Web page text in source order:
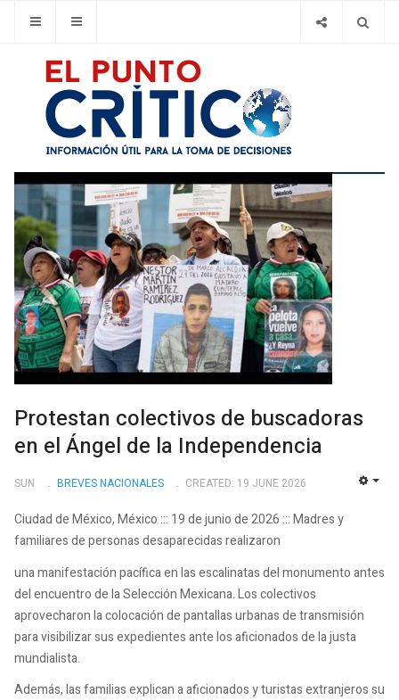
Protestan colectivos de buscadoras
en el Ángel de la Independencia
SUN BREVES NACIONALES CREATED: 19 JUNE 2026
Ciudad de México, México ::: 19 de junio de 2026 ::: Madres y
familiares de personas desaparecidas realizaron
una manifestación pacífica en las escalinatas del monumento antes
del encuentro de la Selección Mexicana. Los colectivos
aprovecharon la colocación de pantallas urbanas de transmisión
para visibilizar sus expedientes ante los aficionados de la justa
mundialista.
Además, las familias explican a aficionados y turistas extranjeros su